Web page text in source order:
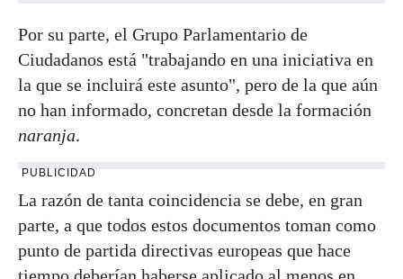
Por su parte, el Grupo Parlamentario de
Ciudadanos está "trabajando en una iniciativa en
la que se incluirá este asunto", pero de la que aún
no han informado, concretan desde la formación
naranja.
PUBLICIDAD
La razón de tanta coincidencia se debe, en gran
parte, a que todos estos documentos toman como
punto de partida directivas europeas que hace
tiempo deberían haberse aplicado al menos en